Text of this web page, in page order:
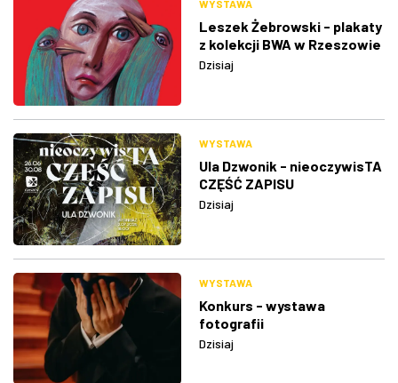
WYSTAWA
Leszek Żebrowski - plakaty
z kolekcji BWA w Rzeszowie
Dzisiaj
WYSTAWA
Ula Dzwonik - nieoczywisTA
CZĘŚĆ ZAPISU
Dzisiaj
WYSTAWA
Konkurs - wystawa
fotografii
Dzisiaj